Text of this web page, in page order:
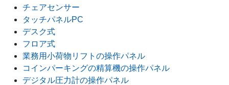
チェアセンサー
タッチパネルPC
デスク式
フロア式
業務用小荷物リフトの操作パネル
コインパーキングの精算機の操作パネル
デジタル圧力計の操作パネル